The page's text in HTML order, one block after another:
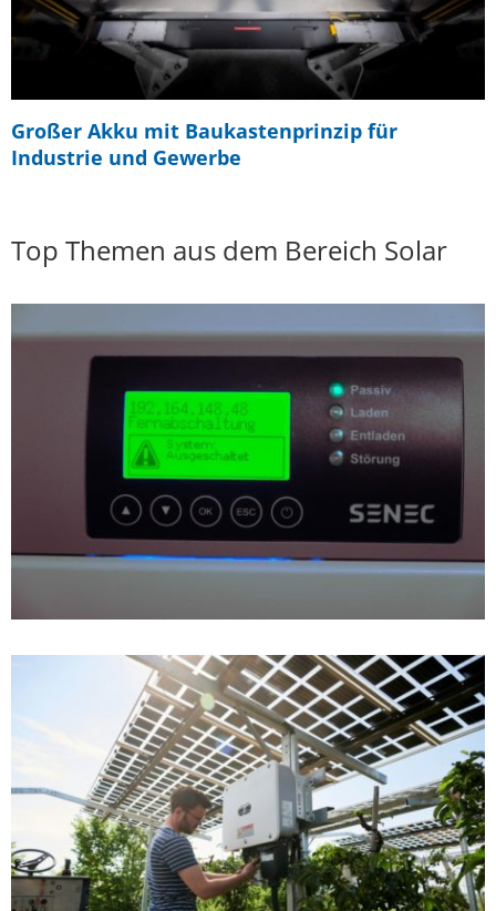
Großer Akku mit Baukastenprinzip für
Industrie und Gewerbe
Top Themen aus dem Bereich Solar